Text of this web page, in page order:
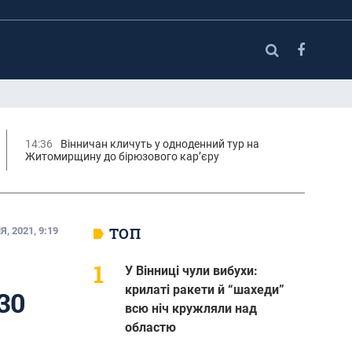
14:36
Вінничан кличуть у одноденний тур на
Житомирщину до бірюзового кар’єру
2021, 9:19 ТОП
У Вінниці чули вибухи:
крилаті ракети й “шахеди”
всю ніч кружляли над
областю